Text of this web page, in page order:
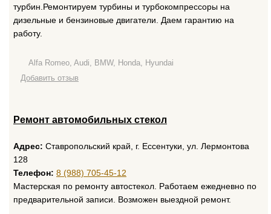
турбин.Ремонтируем турбины и турбокомпрессоры на
дизельные и бензиновые двигатели. Даем гарантию на
работу.
Alfa Romeo, Audi, BMW, Honda, Hyundai
Добавить отзыв
Ремонт автомобильных стекол
Адрес: Ставропольский край, г. Ессентуки, ул. Лермонтова
128
Телефон: 8 (988) 705-45-12
Мастерская по ремонту автостекол. Работаем ежедневно по
предварительной записи. Возможен выездной ремонт.